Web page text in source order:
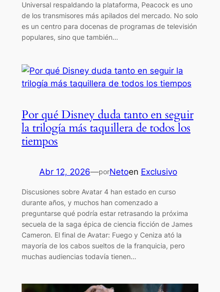
Universal respaldando la plataforma, Peacock es uno
de los transmisores más apilados del mercado. No solo
es un centro para docenas de programas de televisión
populares, sino que también…
Por qué Disney duda tanto en seguir
la trilogía más taquillera de todos los
tiempos
Abr 12, 2026—porNetoen Exclusivo
Discusiones sobre Avatar 4 han estado en curso
durante años, y muchos han comenzado a
preguntarse qué podría estar retrasando la próxima
secuela de la saga épica de ciencia ficción de James
Cameron. El final de Avatar: Fuego y Ceniza ató la
mayoría de los cabos sueltos de la franquicia, pero
muchas audiencias todavía tienen…